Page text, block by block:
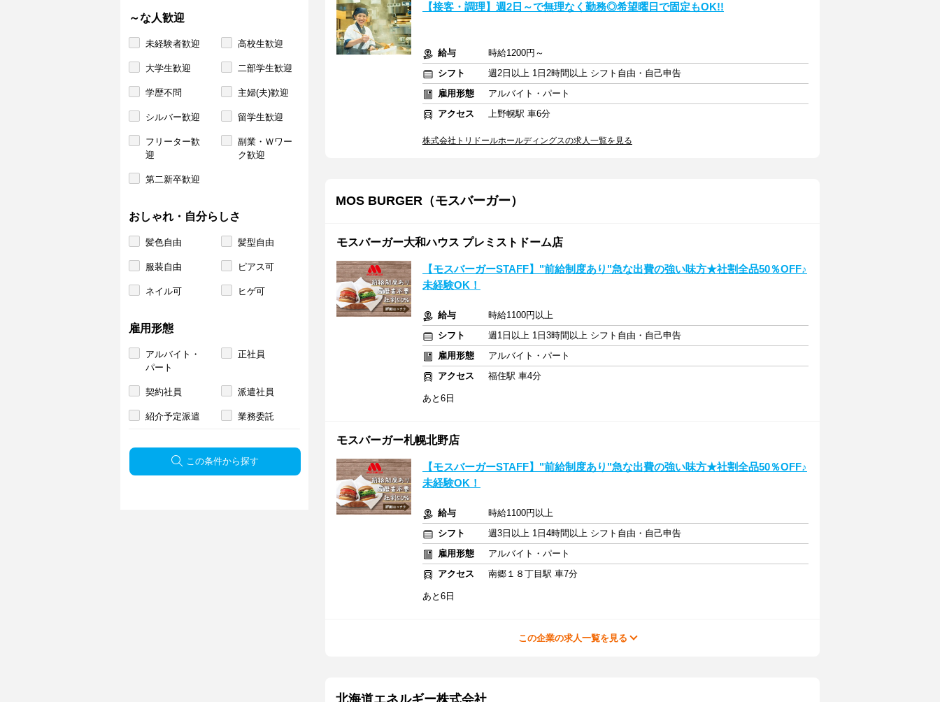
～な人歓迎
未経験者歓迎 高校生歓迎
大学生歓迎 二部学生歓迎
学歴不問 主婦(夫)歓迎
シルバー歓迎 留学生歓迎
フリーター歓
迎
副業・Ｗワー
ク歓迎
第二新卒歓迎
おしゃれ・自分らしさ
髪色自由 髪型自由
服装自由 ピアス可
ネイル可 ヒゲ可
雇用形態
アルバイト・
パート
正社員
契約社員 派遣社員
紹介予定派遣 業務委託
この条件から探す
【接客・調理】週2日～で無理なく勤務◎希望曜日で固定もOK!!
給与
時給1200円～
シフト
週2日以上 1日2時間以上 シフト自由・自己申告
雇用形態
アルバイト・パート
アクセス
上野幌駅 車6分
株式会社トリドールホールディングスの求人一覧を見る
MOS BURGER（モスバーガー）
モスバーガー大和ハウス プレミストドーム店
【モスバーガーSTAFF】"前給制度あり"急な出費の強い味方★社割全品50％OFF♪
未経験OK！
給与
時給1100円以上
シフト
週1日以上 1日3時間以上 シフト自由・自己申告
雇用形態
アルバイト・パート
アクセス
福住駅 車4分
あと6日
モスバーガー札幌北野店
【モスバーガーSTAFF】"前給制度あり"急な出費の強い味方★社割全品50％OFF♪
未経験OK！
給与
時給1100円以上
シフト
週3日以上 1日4時間以上 シフト自由・自己申告
雇用形態
アルバイト・パート
アクセス
南郷１８丁目駅 車7分
あと6日
この企業の求人一覧を見る
北海道エネルギー株式会社